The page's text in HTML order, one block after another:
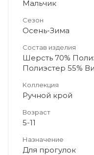
Мальчик
Сезон
Осень-Зима
Состав изделия
Шерсть 70%
Полиэстер 55%
Коллекция
Ручной крой
Возраст
5-11
Назначение
Для прогулок